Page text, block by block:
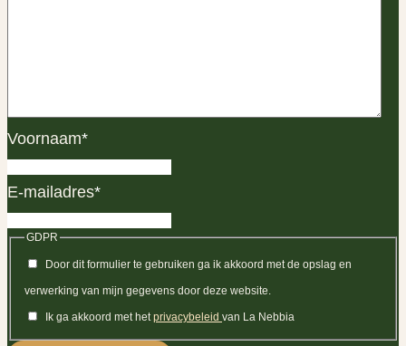
Voornaam*
E-mailadres*
GDPR
Door dit formulier te gebruiken ga ik akkoord met de opslag en
verwerking van mijn gegevens door deze website.
Ik ga akkoord met het privacybeleid van La Nebbia